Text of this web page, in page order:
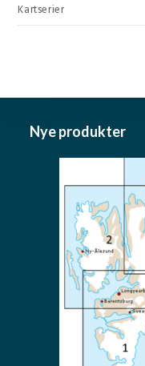
Kartserier
Nye produkter